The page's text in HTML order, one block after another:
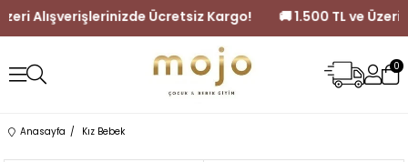
Ücretsiz Kargo!🚚 1.500 TL ve Üzeri Alışverişlerinizde Ücretsiz
0
Anasayfa Kız Bebek